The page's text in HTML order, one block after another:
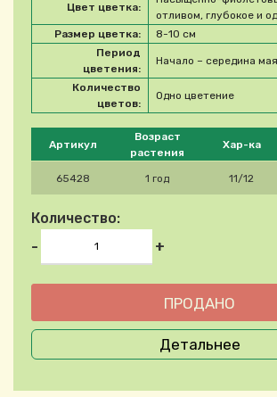
Please select product
Артикул
Возраст
растения
Хар-ка
65428 1 год 11/12
Количество:
-
+
Цвет цветка:
отливом, глубокое и
Размер цветка:
8-10 см
Период
цветения:
Начало – середина мая
Количество
цветов:
Одно цветение
Детальнее